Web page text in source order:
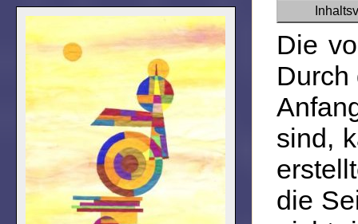
Die
sind,
die